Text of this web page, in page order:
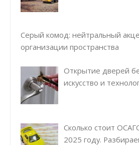
Серый комод: нейтральный
организации пространства
Открытие дверей
искусство и
Сколько стоит
2025 году.